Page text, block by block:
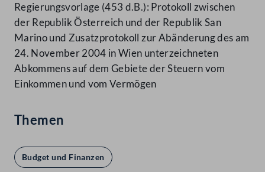
Regierungsvorlage (453 d.B.): Protokoll zwischen
der Republik Österreich und der Republik San
Marino und Zusatzprotokoll zur Abänderung des am
24. November 2004 in Wien unterzeichneten
Abkommens auf dem Gebiete der Steuern vom
Einkommen und vom Vermögen
Themen
Budget und Finanzen